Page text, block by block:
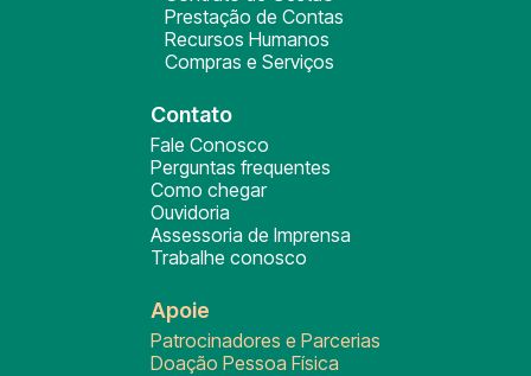
Prestação de Contas
Recursos Humanos
Compras e Serviços
Contato
Fale Conosco
Perguntas frequentes
Como chegar
Ouvidoria
Assessoria de Imprensa
Trabalhe conosco
Apoie
Patrocinadores e Parcerias
Doação Pessoa Física